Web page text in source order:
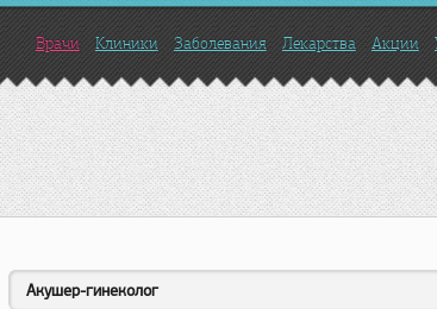
Врачи Клиники Заболевания Лекарства Акции
Акушер-гинеколог